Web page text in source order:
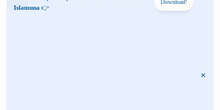
Islamuna 👉
Download!